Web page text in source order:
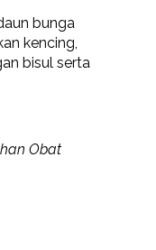
bunga
kencing,
bisul serta
Obat